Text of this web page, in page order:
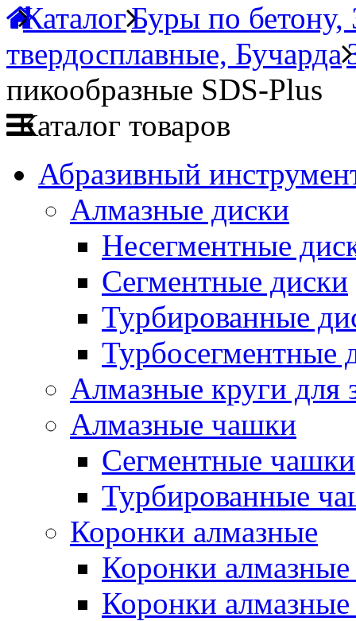
КаталогБуры по
твердосплавные, Бучарда
пикообразные SDS-Plus
Каталог товаров
Абразивный
Алмазные диски
Несегментные
Сегментные диски
Турбированные
Турбосегментные
Алмазные круги для
Алмазные чашки
Сегментные чашки
Турбированные
Коронки алмазные
Коронки
Коронки